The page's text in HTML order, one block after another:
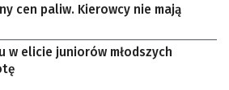
cen paliw. Kierowcy nie mają
w elicie juniorów młodszych